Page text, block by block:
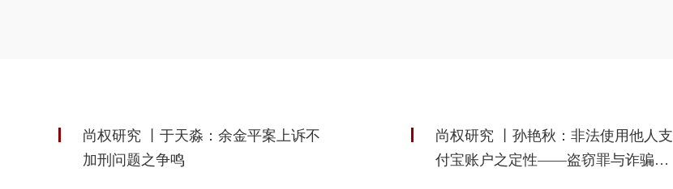
尚权研究 丨于天淼：余金平案上诉不
加刑问题之争鸣
尚权研究 丨孙艳秋：非法使用他人支
付宝账户之定性——盗窃罪与诈骗类